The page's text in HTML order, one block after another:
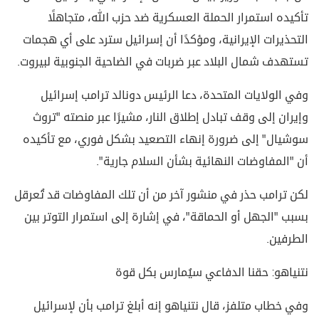
تأكيده استمرار الحملة العسكرية ضد حزب الله، متجاهلًا
التحذيرات الإيرانية، ومؤكدًا أن إسرائيل سترد على أي هجمات
تستهدف شمال البلاد عبر ضربات في الضاحية الجنوبية لبيروت.
وفي الولايات المتحدة، دعا الرئيس دونالد ترامب إسرائيل
وإيران إلى وقف تبادل إطلاق النار، مشيرًا عبر منصته "تروث
سوشيال" إلى ضرورة إنهاء التصعيد بشكل فوري، مع تأكيده
أن "المفاوضات النهائية بشأن السلام جارية".
لكن ترامب حذر في منشور آخر من أن تلك المفاوضات قد تُعرقل
بسبب "الجهل أو الحماقة"، في إشارة إلى استمرار التوتر بين
الطرفين.
نتنياهو: حقنا الدفاعي سيُمارس بكل قوة
وفي خطاب متلفز، قال نتنياهو إنه أبلغ ترامب بأن لإسرائيل